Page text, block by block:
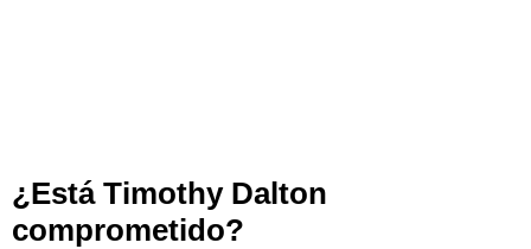
¿Está Timothy Dalton
comprometido?